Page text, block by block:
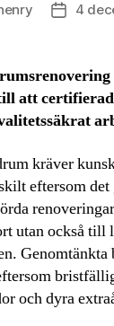
4
att
kräver
eftersom
utan också till
och dyra